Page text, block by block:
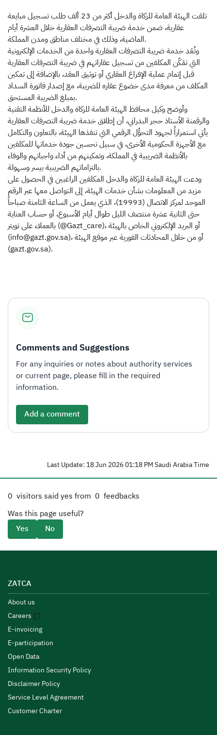
تلقت الهيئة العامة للزكاة والدخل أكثر من 23 ألف طلب تسجيل مبايعة
عقارية، ضمن خدمة ضريبة التصرفات العقارية خلال العشرة أيام
الماضية، وذلك في مختلف مناطق ومدن المملكة.
وتُعَد خدمة ضريبة التصرفات العقارية واحدة من الخدمات الإلكترونية
التي تمَكّن المكلفين من تسجيل عقاراتهم في ضريبة التصرفات العقارية
قبل إتمام عملية الإفراغ العقاري أو توثيق العقد، بالإضافة إلى تمكين
المكلف من معرفة مدى خضوع عقاره للضريبة، مع إصدار فاتورة السداد
بمبلغ الضريبة المستحق.
وأوضح وكيل محافظ الهيئة العامة للزكاة والدخل للأنظمة التقنية
والرقمنة الأستاذ حجر البدراني، أن إطلاق خدمة ضريبة التصرفات العقارية
يأتي استمراراً لجهود التحوُّل الرقمي التي تنفذها الهيئة، بالتعاون والتكامل
مع الأجهزة الحكومية الأخرى، في سبيل تحسين جودة خدماتها للمكلفين
بالأنظمة الضريبية في المملكة، وتمكينهم من أداء واجباتهم والوفاء
بالتزاماتهم الضريبية بيسر وسهولة.
ودعت الهيئة العامة للزكاة والدخل المكلفين الراغبين في الحصول على
مزيد من المعلومات بشأن خدمات الهيئة، إلى التواصل معها عبر الرقم
الموحد لمركز الاتصال (19993)، الذي يعمل من الساعة الثامنة صباحاً
حتى الثانية عشرة منتصف الليل طوال أيام الأسبوع، أو حساب العناية
بالعملاء على تويتر (@Gazt_care)، أو البريد الإلكتروني الخاص بالهيئة
(info@gazt.gov.sa)، أو من خلال المحادثات الفورية عبر موقع الهيئة
(gazt.gov.sa).​
Comments and Suggestions
For any inquiries or notes about authority services
or current page, please fill in the required
information.
Add a comment
Last Update: 18 Jun 2026 01:18 PM Saudi Arabia Time
0 visitors said yes from 0 feedbacks
Was this page useful?
Yes
No
ZATCA
About us
Careers
E-invoicing
E-participation
Open Data
Information Security Policy
Disclaimer Policy
Service Level Agreement
Customer Charter